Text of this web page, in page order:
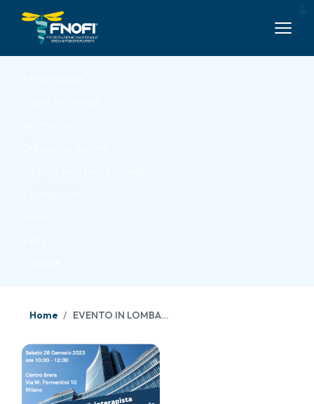
Skip to Main Content
Home EVENTO IN LOMBARDIA: GLI ORDINI DEI FISIOTERAPISTI SI CONFRONTANO CON TUTTE LE FORZE POLITICHE REGIONALI